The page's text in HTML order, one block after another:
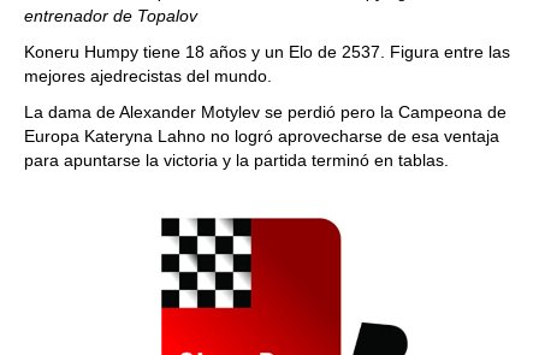
entrenador de Topalov
Koneru Humpy tiene 18 años y un Elo de 2537. Figura entre las
mejores ajedrecistas del mundo.
La dama de Alexander Motylev se perdió pero la Campeona de
Europa Kateryna Lahno no logró aprovecharse de esa ventaja
para apuntarse la victoria y la partida terminó en tablas.